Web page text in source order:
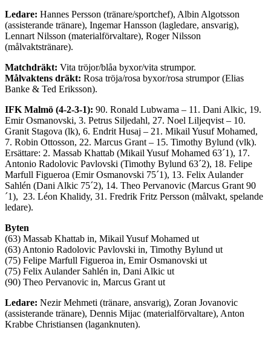
Ledare: Hannes Persson (tränare/sportchef), Albin Algotsson
(assisterande tränare), Ingemar Hansson (lagledare, ansvarig),
Lennart Nilsson (materialförvaltare), Roger Nilsson
(målvaktstränare).
Matchdräkt: Vita tröjor/blåa byxor/vita strumpor.
Målvaktens dräkt: Rosa tröja/rosa byxor/rosa strumpor (Elias
Banke & Ted Eriksson).
IFK Malmö (4-2-3-1): 90. Ronald Lubwama – 11. Dani Alkic, 19.
Emir Osmanovski, 3. Petrus Siljedahl, 27. Noel Liljeqvist – 10.
Granit Stagova (lk), 6. Endrit Husaj – 21. Mikail Yusuf Mohamed,
7. Robin Ottosson, 22. Marcus Grant – 15. Timothy Bylund (vlk).
Ersättare: 2. Massab Khattab (Mikail Yusuf Mohamed 63´1), 17.
Antonio Radolovic Pavlovski (Timothy Bylund 63´2), 18. Felipe
Marfull Figueroa (Emir Osmanovski 75´1), 13. Felix Aulander
Sahlén (Dani Alkic 75´2), 14. Theo Pervanovic (Marcus Grant 90
´1), 23. Léon Khalidy, 31. Fredrik Fritz Persson (målvakt, spelande
ledare).
Byten
(63) Massab Khattab in, Mikail Yusuf Mohamed ut
(63) Antonio Radolovic Pavlovski in, Timothy Bylund ut
(75) Felipe Marfull Figueroa in, Emir Osmanovski ut
(75) Felix Aulander Sahlén in, Dani Alkic ut
(90) Theo Pervanovic in, Marcus Grant ut
Ledare: Nezir Mehmeti (tränare, ansvarig), Zoran Jovanovic
(assisterande tränare), Dennis Mijac (materialförvaltare), Anton
Krabbe Christiansen (laganknuten).